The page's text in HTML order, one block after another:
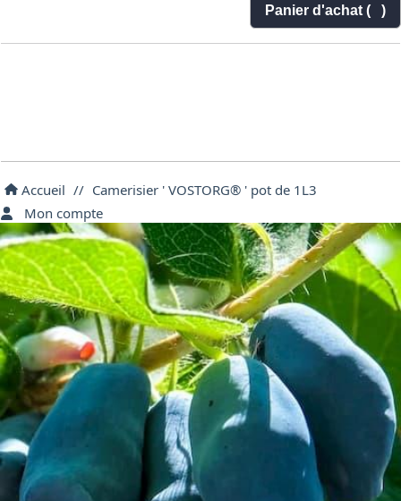
Panier d'achat ( )
Accueil // Camerisier ' VOSTORG® ' pot de 1L3
Mon compte